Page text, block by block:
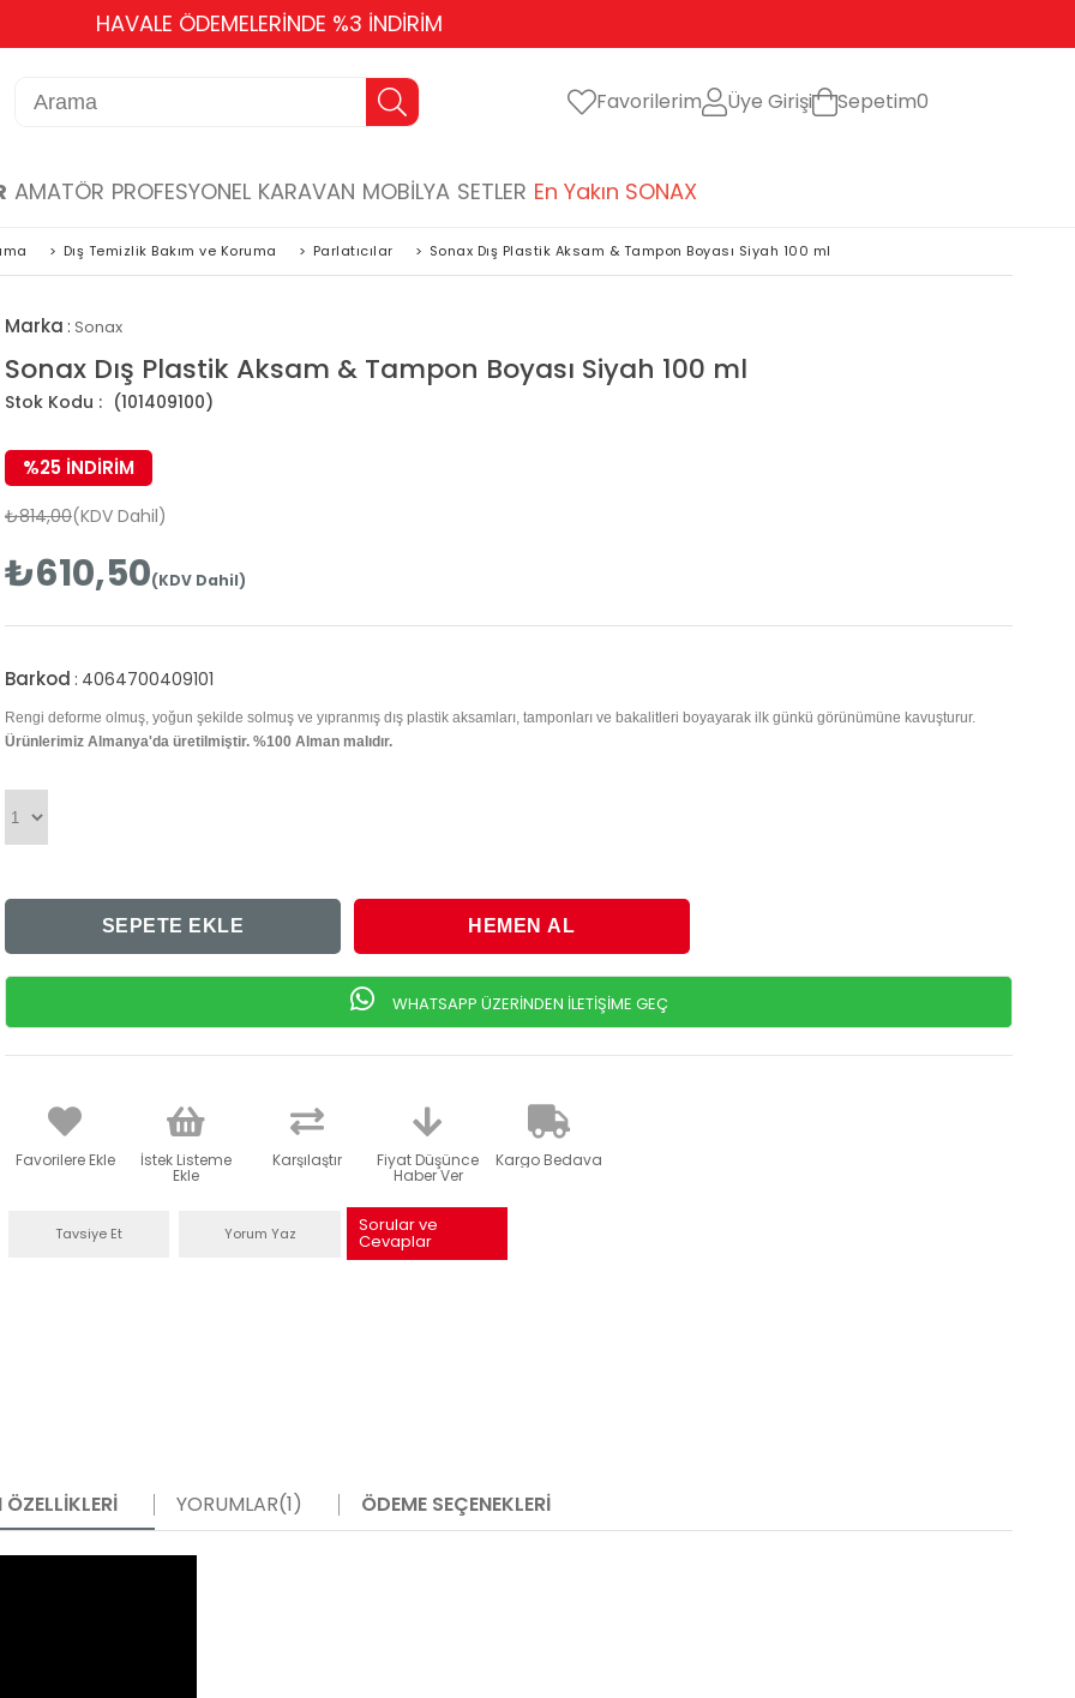
350 TL ÜZERİ ÜCRETSİZ KARGO
Favorilerim Üye Girişi Sepetim0
AMATÖR PROFESYONEL KARAVAN MOBİLYA SETLER En Yakın SONAX
> Dış Temizlik Bakım ve Koruma > Parlatıcılar > Sonax Dış Plastik Aksam & Tampon Boyası Siyah 100 ml
Marka : Sonax
Sonax Dış Plastik Aksam & Tampon Boyası Siyah 100 ml
(101409100)
%25 İNDIRIM
₺814,00(KDV Dahil)
₺610,50(KDV Dahil)
Barkod : 4064700409101
Rengi deforme olmuş, yoğun şekilde solmuş ve yıpranmış dış plastik aksamları, tamponları ve bakalitleri boyayarak ilk günkü görünümüne kavuşturur.
Ürünlerimiz Almanya'da üretilmiştir. %100 Alman malıdır.
WHATSAPP ÜZERİNDEN İLETİŞİME GEÇ
Favorilere Ekle İstek Listeme
Ekle
Karşılaştır Fiyat Düşünce
Haber Ver
Kargo Bedava
Tavsiye Et Yorum Yaz Sorular ve
Cevaplar
ÖZELLIKLERI YORUMLAR(1) ÖDEME SEÇENEKLERI